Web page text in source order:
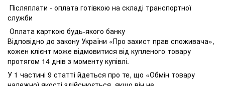
Післяплати - оплата готівкою на складі транспортної
служби
Оплата карткою будь-якого банку
Відповідно до закону України «Про захист прав споживача»,
кожен клієнт може відмовитися від купленого товару
протягом 14 днів з моменту купівлі.
У 1 частині 9 статті йдеться про те, що «Обмін товару